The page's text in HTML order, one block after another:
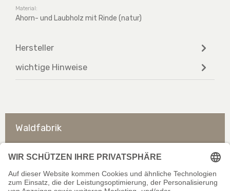
Material:
Ahorn- und Laubholz mit Rinde (natur)
Hersteller
wichtige Hinweise
Waldfabrik
So erreichen Sie uns
Rechtliches